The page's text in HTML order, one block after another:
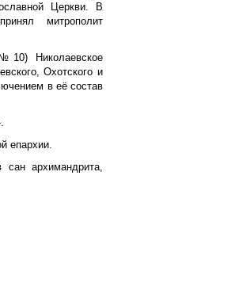
Церкви. В
митрополит
Николаевское
Охотского и
в её состав
епархии.
сан архимандрита,